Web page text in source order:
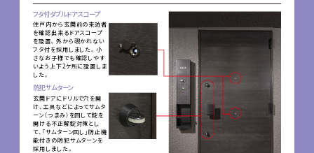
フタ付ダブルドアスコープ
住戸内から玄関前の来訪者
を確認出来るドアスコープ
を設置。外から覗かれない
フタ付を採用しました。小
さなお子様でも確認しやす
いよう上下2ケ所に設置しま
した。
防犯サムターン
玄関ドアにドリルで穴を開
け、工具などによってサムタ
ーン（つまみ）を回して錠を
開ける不正解錠対策とし
て、「サムターン回し」防止機
能付きの防犯サムターンを
採用しました。